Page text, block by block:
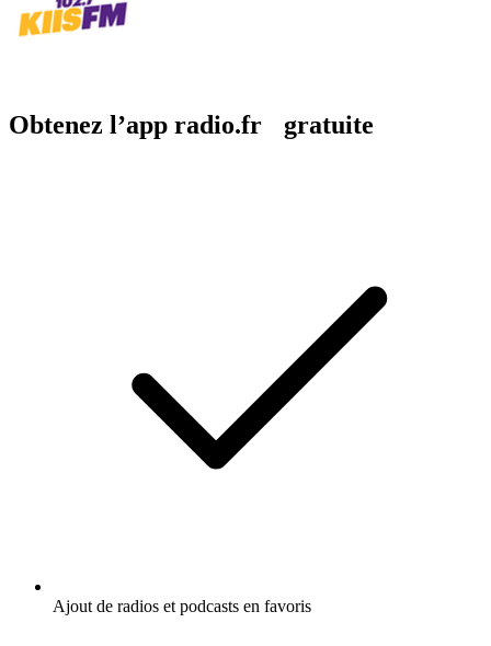
Obtenez l’app radio.fr gratuite
Ajout de radios et podcasts en favoris